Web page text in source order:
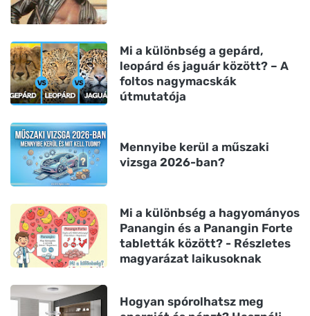
Mi a különbség a gepárd,
leopárd és jaguár között? – A
foltos nagymacskák
útmutatója
Mennyibe kerül a műszaki
vizsga 2026-ban?
Mi a különbség a hagyományos
Panangin és a Panangin Forte
tabletták között? - Részletes
magyarázat laikusoknak
Hogyan spórolhatsz meg